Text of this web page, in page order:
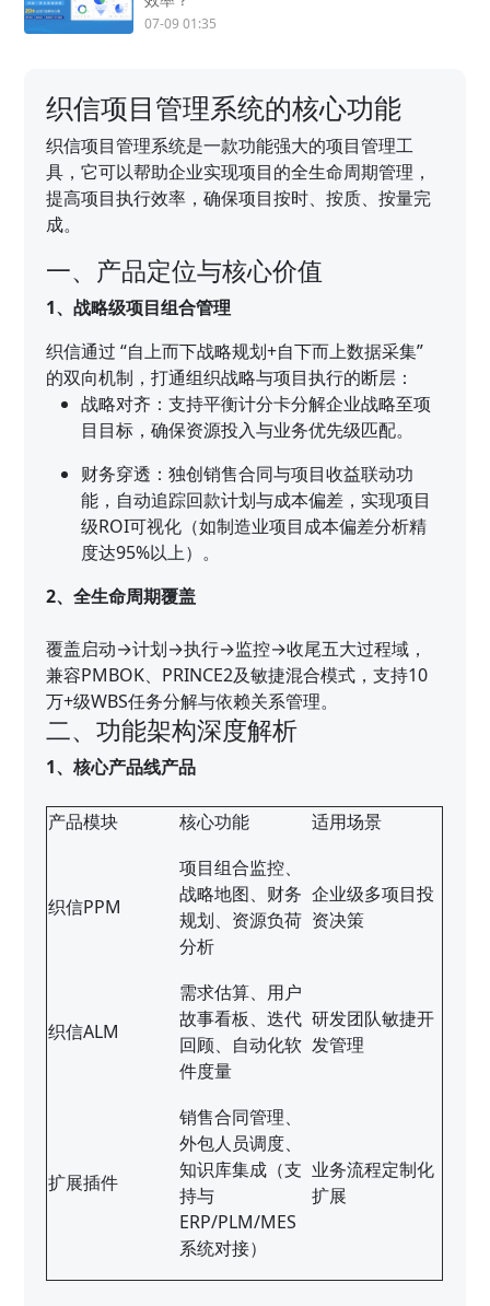
07-09 01:35
织信项目管理系统的核心功能
织信项目管理系统是一款功能强大的项目管理工
具，它可以帮助企业实现项目的全生命周期管理，
提高项目执行效率，确保项目按时、按质、按量完
成。
一、产品定位与核心价值
1、战略级项目组合管理
织信通过 “自上而下战略规划+自下而上数据采集”
的双向机制，打通组织战略与项目执行的断层：
战略对齐：支持平衡计分卡分解企业战略至项
目目标，确保资源投入与业务优先级匹配。
财务穿透：独创销售合同与项目收益联动功
能，自动追踪回款计划与成本偏差，实现项目
级ROI可视化（如制造业项目成本偏差分析精
度达95%以上）。
2、全生命周期覆盖
覆盖启动→计划→执行→监控→收尾五大过程域，
兼容PMBOK、PRINCE2及敏捷混合模式，支持10
万+级WBS任务分解与依赖关系管理。
二、功能架构深度解析
1、核心产品线产品
产品模块 核心功能 适用场景
织信PPM
项目组合监控、
战略地图、财务
规划、资源负荷
分析
企业级多项目投
资决策
织信ALM
需求估算、用户
故事看板、迭代
回顾、自动化软
件度量
研发团队敏捷开
发管理
扩展插件
销售合同管理、
外包人员调度、
知识库集成（支
持与
ERP/PLM/MES
系统对接）
业务流程定制化
扩展